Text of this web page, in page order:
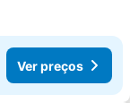
Ver preços